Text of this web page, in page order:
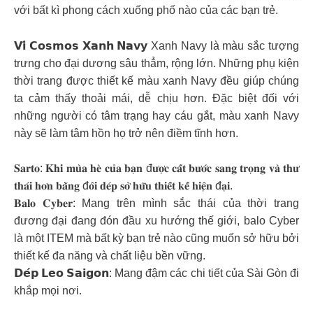
với bất kì phong cách xuống phố nào của các bạn trẻ.
𝗩𝗶́ 𝗖𝗼𝘀𝗺𝗼𝘀 𝗫𝗮𝗻𝗵 𝗡𝗮𝘃𝘆 Xanh Navy là màu sắc tượng
trưng cho đại dương sâu thẳm, rộng lớn. Những phụ kiện
thời trang được thiết kế màu xanh Navy đều giúp chúng
ta cảm thấy thoải mái, dễ chịu hơn. Đặc biệt đối với
những người có tâm trạng hay cáu gắt, màu xanh Navy
này sẽ làm tâm hồn họ trở nên điềm tĩnh hơn.
𝐒𝐚𝐫𝐭𝐨: 𝐊𝐡𝐢 𝐦𝐮̀𝐚 𝐡𝐞̀ 𝐜𝐮̉𝐚 𝐛𝐚̣𝐧 đ𝐮̛𝐨̛̣𝐜 𝐜𝐚̂́𝐭 𝐛𝐮̛𝐨̛́𝐜 𝐬𝐚𝐧𝐠 𝐭𝐫𝐨̣𝐧𝐠 𝐯𝐚̀ 𝐭𝐡𝐮̛
𝐭𝐡𝐚́𝐢 𝐡𝐨̛𝐧 𝐛𝐚̆̀𝐧𝐠 đ𝐨̂𝐢 𝐝𝐞́𝐩 𝐬𝐨̛̉ 𝐡𝐮̛̃𝐮 𝐭𝐡𝐢𝐞̂́𝐭 𝐤𝐞̂́ 𝐡𝐢𝐞̣̂𝐧 đ𝐚̣𝐢.
𝐁𝐚𝐥𝐨 𝐂𝐲𝐛𝐞𝐫: Mang trên mình sắc thái của thời trang
đương đại đang đón đầu xu hướng thế giới, balo Cyber
là một ITEM mà bất kỳ bạn trẻ nào cũng muốn sở hữu bởi
thiết kế đa năng và chất liệu bền vững.
𝗗𝗲́𝗽 𝗟𝗲𝗼 𝗦𝗮𝗶𝗴𝗼𝗻: Mang đậm các chi tiết của Sài Gòn đi
khắp mọi nơi.